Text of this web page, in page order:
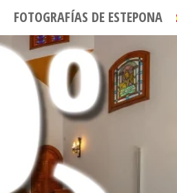
FOTOGRAFÍAS DE ESTEPONA